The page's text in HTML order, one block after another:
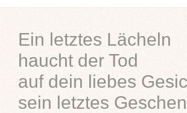
Ein letztes Lächeln
haucht der Tod
auf dein liebes
sein letztes